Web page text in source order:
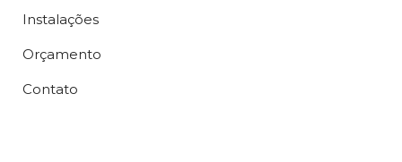
Instalações
Orçamento
Contato